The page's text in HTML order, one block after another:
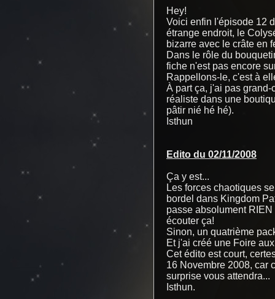
Hey!
Voici enfin l'épisode 12
étrange endroit, le
bizarre avec le crâte en
Dans le rôle du
fiche n'est pas encore
Rappellons-le, c'est à
À part ça, j'ai pas
réaliste dans une
pâtir nié hé hé).
Isthun
Edito du 02/11/2008
Ça y est...
Les forces chaotiques
bordel dans Kingdom
passe absolument
écouter ça!
Sinon, un quatrième
Et j'ai créé une Foire
Cet édito est court,
16 Novembre 2008, car
surprise vous attendra...
Isthun.